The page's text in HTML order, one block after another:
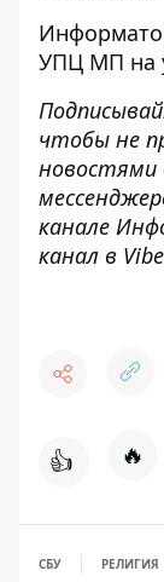
УПЦ МП на
чтобы не
новостями
канале
канал в
👍 🔥
СБУ РЕЛИГИЯ